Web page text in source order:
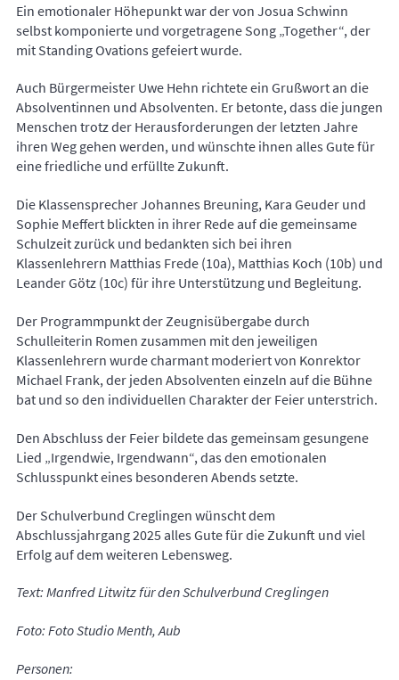
Ein emotionaler Höhepunkt war der von Josua Schwinn
selbst komponierte und vorgetragene Song „Together“, der
mit Standing Ovations gefeiert wurde.
Auch Bürgermeister Uwe Hehn richtete ein Grußwort an die
Absolventinnen und Absolventen. Er betonte, dass die jungen
Menschen trotz der Herausforderungen der letzten Jahre
ihren Weg gehen werden, und wünschte ihnen alles Gute für
eine friedliche und erfüllte Zukunft.
Die Klassensprecher Johannes Breuning, Kara Geuder und
Sophie Meffert blickten in ihrer Rede auf die gemeinsame
Schulzeit zurück und bedankten sich bei ihren
Klassenlehrern Matthias Frede (10a), Matthias Koch (10b) und
Leander Götz (10c) für ihre Unterstützung und Begleitung.
Der Programmpunkt der Zeugnisübergabe durch
Schulleiterin Romen zusammen mit den jeweiligen
Klassenlehrern wurde charmant moderiert von Konrektor
Michael Frank, der jeden Absolventen einzeln auf die Bühne
bat und so den individuellen Charakter der Feier unterstrich.
Den Abschluss der Feier bildete das gemeinsam gesungene
Lied „Irgendwie, Irgendwann“, das den emotionalen
Schlusspunkt eines besonderen Abends setzte.
Der Schulverbund Creglingen wünscht dem
Abschlussjahrgang 2025 alles Gute für die Zukunft und viel
Erfolg auf dem weiteren Lebensweg.
Text: Manfred Litwitz für den Schulverbund Creglingen
Foto: Foto Studio Menth, Aub
Personen: